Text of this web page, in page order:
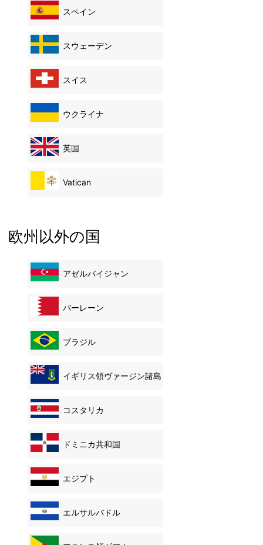
スペイン
スウェーデン
スイス
ウクライナ
英国
Vatican
欧州以外の国
アゼルバイジャン
バーレーン
ブラジル
イギリス領ヴァージン諸島
コスタリカ
ドミニカ共和国
エジプト
エルサルバドル